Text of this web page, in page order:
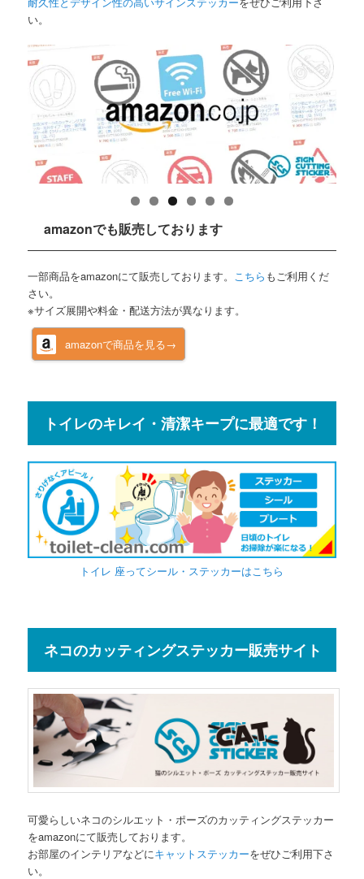
い。
amazonでも販売しております
一部商品をamazonにて販売しております。 こちら もご利用くだ
さい。
※サイズ展開や料金・配送方法が異なります。
amazonで商品を見る→
トイレのキレイ・清潔キープに最適です！
トイレ 座ってシール・ステッカーはこちら
ネコのカッティングステッカー販売サイト
可愛らしいネコのシルエット・ポーズのカッティングステッカー
をamazonにて販売しております。
お部屋のインテリアなどにキャットステッカーをぜひご利用下さ
い。